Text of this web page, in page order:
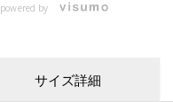
powered by
サイズ詳細